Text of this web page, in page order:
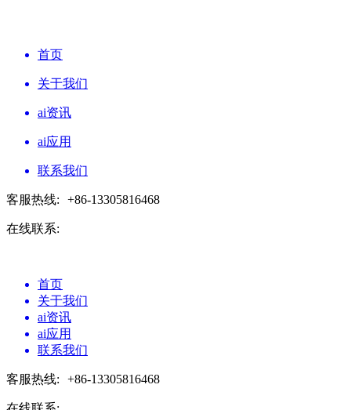
首页
关于我们
ai资讯
ai应用
联系我们
客服热线: +86-13305816468
在线联系:
首页
关于我们
ai资讯
ai应用
联系我们
客服热线: +86-13305816468